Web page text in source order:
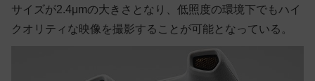
サイズが2.4μmの大きさとなり、低照度の環境下でもハイ
クオリティな映像を撮影することが可能となっている。